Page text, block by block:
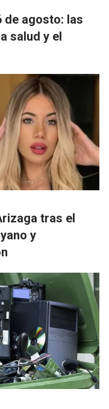
de agosto: las
salud y el
tras el
y